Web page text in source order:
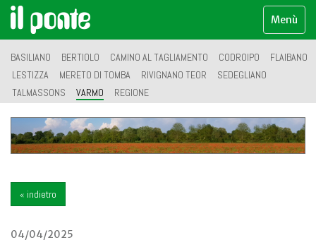
Menù
BASILIANO BERTIOLO CAMINO AL TAGLIAMENTO CODROIPO
FLAIBANO
LESTIZZA
MERETO DI TOMBA RIVIGNANO TEOR
SEDEGLIANO
TALMASSONS
VARMO REGIONE
« indietro
04/04/2025